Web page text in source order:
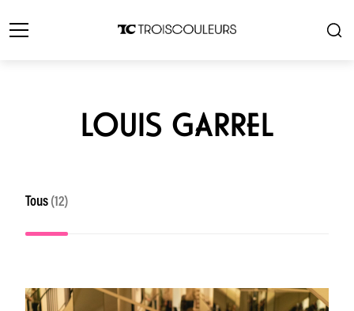
LOUIS GARREL
Tous (12)